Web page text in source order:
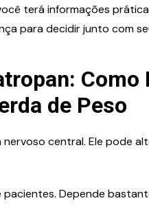
terá informações
para decidir junto com
Como
de Peso
central. Ele pode
Depende